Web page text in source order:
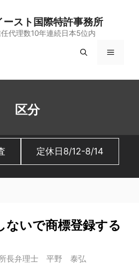
ースト国際特許事務所
代理数10年連続日本5位内
メ
区分
定休日8/12-8/14
ないで商標登録する
所長弁理士 平野 泰弘